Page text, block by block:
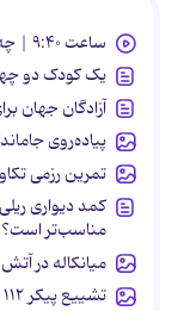
ساعت ۹:۴۰ | چه میراثی از خود به جای گذاشت؟
یک کودک دو
آزادگان جهان
پیاده‌روی
تمرین رزمی
کمد دیواری
مناسب‌تر است؟
میانکاله در آتش
تشییع پیکر ۱۱۲ شهید در غزه پس از ۳ سال زیر آوار ماندن